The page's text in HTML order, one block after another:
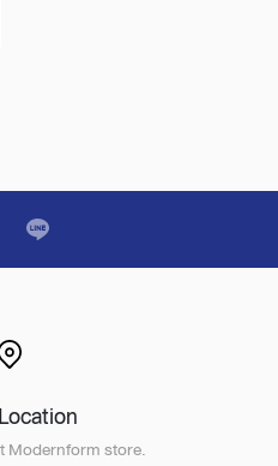
Modernform store.